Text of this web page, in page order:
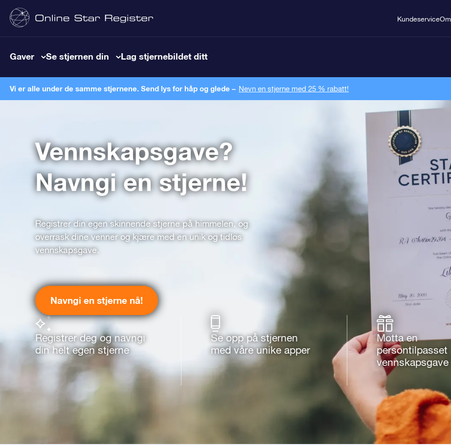
KundeserviceOm
Gaver Se stjernen din Lag stjernebildet ditt
Vi er alle under de samme stjernene. Send lys for håp og glede – Nevn en stjerne med 25 % rabatt!
Vennskapsgave?
Navngi en stjerne!
Registrer din egen skinnende stjerne på himmelen, og
overrask dine venner og kjære med en unik og tidløs
vennskapsgave.
Navngi en stjerne nå!
Registrer deg og navngi
din helt egen stjerne
Se opp på stjernen
med våre unike apper
Motta en
persontilpasset
vennskapsgave